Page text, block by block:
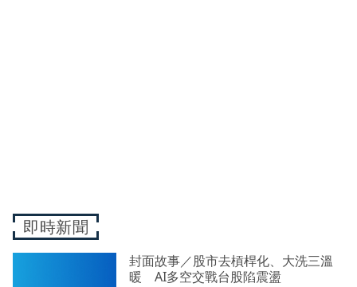
即時新聞
封面故事／股市去槓桿化、大洗三溫
暖 AI多空交戰台股陷震盪